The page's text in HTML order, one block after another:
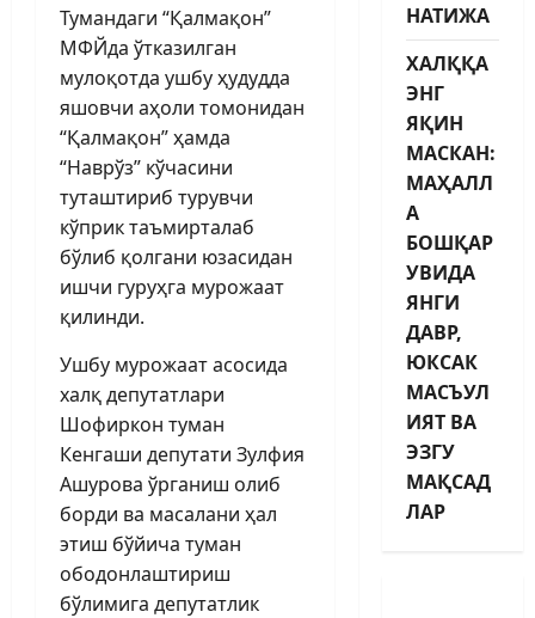
Тумандаги “Қалмақон”
МФЙда ўтказилган
мулоқотда ушбу ҳудудда
яшовчи аҳоли томонидан
“Қалмақон” ҳамда
“Наврўз” кўчасини
туташтириб турувчи
кўприк таъмирталаб
бўлиб қолгани юзасидан
ишчи гуруҳга мурожаат
қилинди.
Ушбу мурожаат асосида
халқ депутатлари
Шофиркон туман
Кенгаши депутати Зулфия
Ашурова ўрганиш олиб
борди ва масалани ҳал
этиш бўйича туман
ободонлаштириш
бўлимига депутатлик
НАТИЖА
ХАЛҚҚА
ЭНГ
ЯҚИН
МАСКАН:
МАҲАЛЛ
А
БОШҚАР
УВИДА
ЯНГИ
ДАВР,
ЮКСАК
МАСЪУЛ
ИЯТ ВА
ЭЗГУ
МАҚСАД
ЛАР